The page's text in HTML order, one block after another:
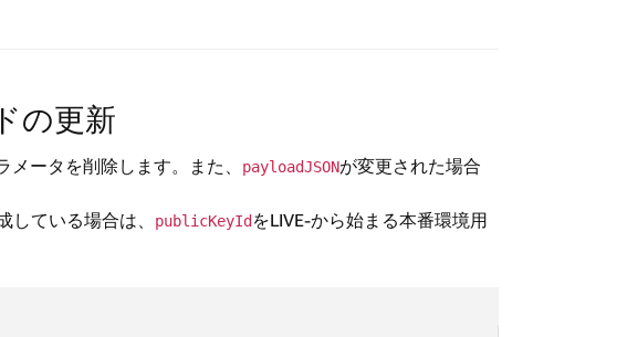
の更新
メータを削除します。また、 payloadJSONが変更された場合
している場合は、
publicKeyId をLIVE-から始まる本番環境用